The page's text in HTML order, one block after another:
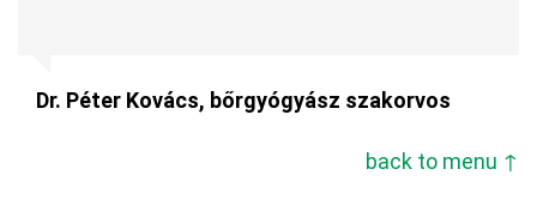
Dr. Péter Kovács, bőrgyógyász szakorvos
back to menu ↑